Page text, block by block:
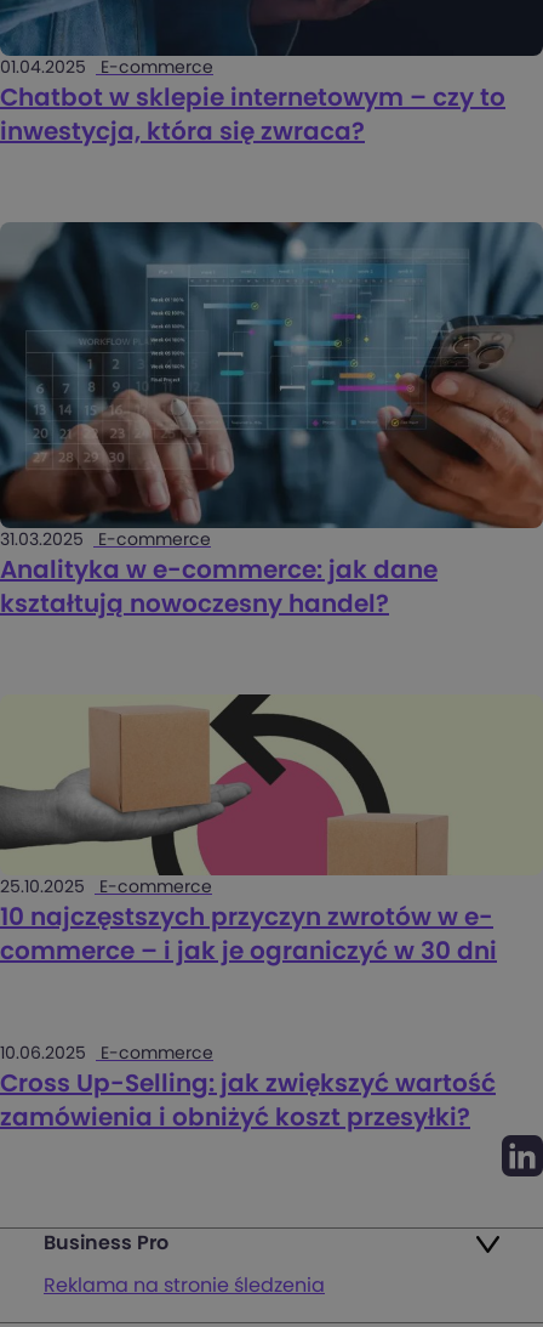
01.04.2025 E-commerce
Chatbot w sklepie internetowym – czy to
inwestycja, która się zwraca?
31.03.2025 E-commerce
Analityka w e-commerce: jak dane
kształtują nowoczesny handel?
25.10.2025 E-commerce
10 najczęstszych przyczyn zwrotów w e-
commerce – i jak je ograniczyć w 30 dni
10.06.2025 E-commerce
Cross Up-Selling: jak zwiększyć wartość
zamówienia i obniżyć koszt przesyłki?
Business Pro
Reklama na stronie śledzenia